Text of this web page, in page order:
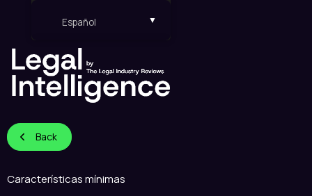
Back
Características mínimas
Español
Español
English